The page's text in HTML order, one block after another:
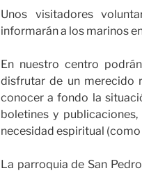
Unos visitadores
informarán a los marinos
En nuestro centro
disfrutar de un merecido
conocer a fondo la
boletines y
necesidad espiritual
La parroquia de San